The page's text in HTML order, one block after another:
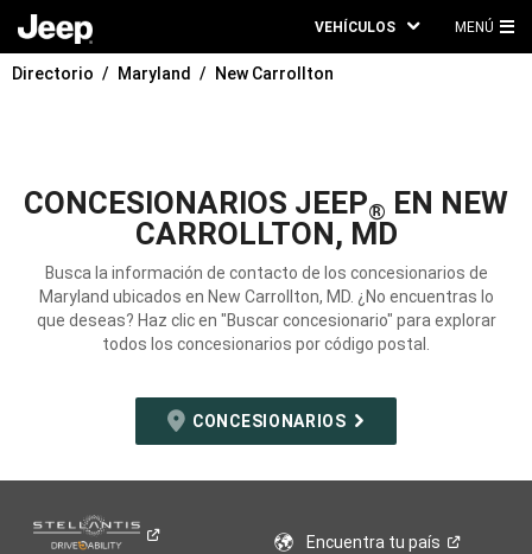
VEHÍCULOS MENÚ
Directorio Maryland New Carrollton
CONCESIONARIOS JEEP® EN NEW
CARROLLTON, MD
Busca la información de contacto de los concesionarios de
Maryland ubicados en New Carrollton, MD. ¿No encuentras lo
que deseas? Haz clic en "Buscar concesionario" para explorar
todos los concesionarios por código postal.
CONCESIONARIOS
Encuentra tupaís